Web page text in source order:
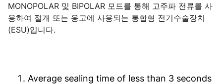
MONOPOLAR 및 BIPOLAR 모드를 통해 고주파 전류를 사
용하여 절개 또는 응고에 사용되는 통합형 전기수술장치
(ESU)입니다.
Average sealing time of less than 3 seconds